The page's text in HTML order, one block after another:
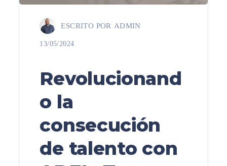
ESCRITO POR ADMIN
13/05/2024
Revolucionand
o la
consecución
de talento con